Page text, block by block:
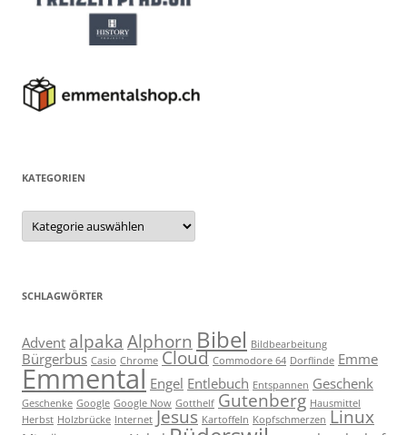
KATEGORIEN
Kategorien
SCHLAGWÖRTER
Advent alpaka Alphorn Bibel Bildbearbeitung
Bürgerbus Casio Chrome Cloud Commodore 64 Dorflinde Emme
Emmental Engel Entlebuch Entspannen Geschenk
Geschenke Google Google Now Gotthelf Gutenberg Hausmittel
Herbst Holzbrücke Internet Jesus Kartoffeln Kopfschmerzen Linux